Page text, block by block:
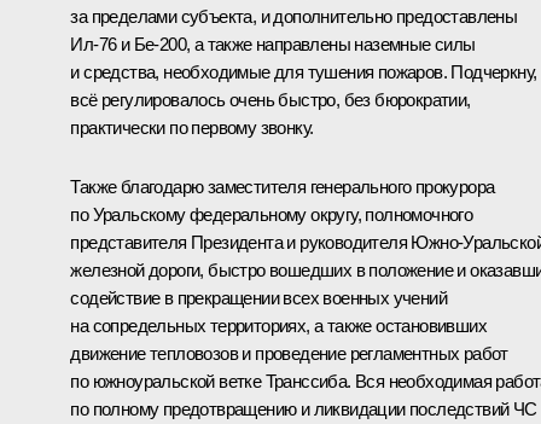
за пределами субъекта, и дополнительно предоставлены
Ил-76 и Бе-200, а также направлены наземные силы
и средства, необходимые для тушения пожаров. Подчеркну,
всё регулировалось очень быстро, без бюрократии,
практически по первому звонку.
Также благодарю заместителя генерального прокурора
по Уральскому федеральному округу, полномочного
представителя Президента и руководителя Южно-
железной дороги, быстро вошедших в положение и
содействие в прекращении всех военных учений
на сопредельных территориях, а также остановивших
движение тепловозов и проведение регламентных работ
по южноуральской ветке Транссиба. Вся необходимая
по полному предотвращению и ликвидации последствий ЧС